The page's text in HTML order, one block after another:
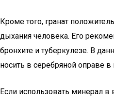
Кроме того, гранат
дыхания человека. Его
бронхите и туберкулезе. В
носить в серебряной оправе
Если использовать минерал в